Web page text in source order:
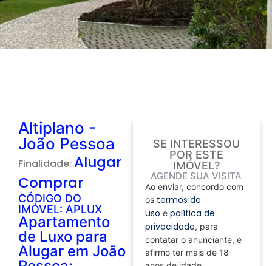
Altiplano -
João Pessoa
Finalidade: Alugar
Comprar
CÓDIGO DO
IMÓVEL: APLUX
Apartamento
de Luxo para
Alugar em João
SE INTERESSOU
POR ESTE
IMÓVEL?
AGENDE SUA VISITA
Ao enviar, concordo com
os termos de
uso e política de
privacidade, para
contatar o anunciante, e
afirmo ter mais de 18